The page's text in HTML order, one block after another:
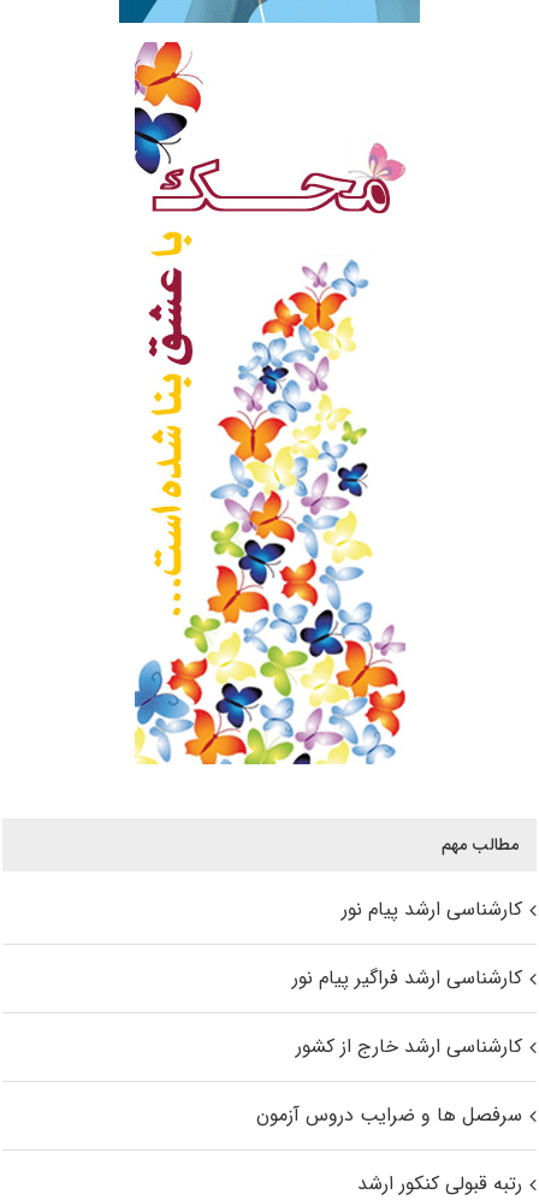
مطالب مهم
کارشناسی ارشد پیام نور
کارشناسی ارشد فراگیر پیام نور
کارشناسی ارشد خارج از کشور
سرفصل ها و ضرایب دروس آزمون
رتبه قبولی کنکور ارشد